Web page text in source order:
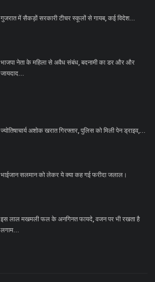
गुजरात में सैकड़ों सरकारी टीचर स्कूलों से गायब, कई विदेश...
भाजपा नेता के महिला से अवैध संबंध, बदनामी का डर और और
जायदाद...
ज्योतिषाचार्य अशोक खरात गिरफ्तार, पुलिस को मिली पेन ड्राइव,...
भाईजान सलमान को लेकर ये क्या कह गई फरीदा जलाल।
इस लाल मखमली फल के अनगिनत फायदे, वजन पर भी रखता है
लगाम...